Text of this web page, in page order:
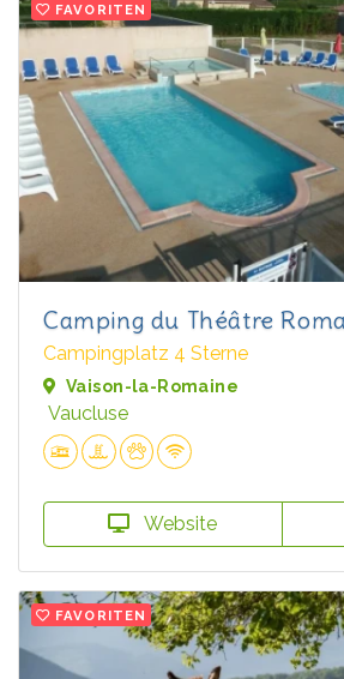
FAVORITEN
Camping du Théâtre
Campingplatz 4 Sterne
Vaison-la-Romaine
Vaucluse
Website
FAVORITEN